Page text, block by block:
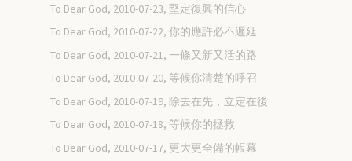
To Dear God, 2010-07-23, 堅定復興的信心
To Dear God, 2010-07-22, 你的應許必不遲延
To Dear God, 2010-07-21, 一條又新又活的路
To Dear God, 2010-07-20, 等候你清楚的呼召
To Dear God, 2010-07-19, 除去在先，立定在後
To Dear God, 2010-07-18, 等候你的拯救
To Dear God, 2010-07-17, 更大更全備的帳幕